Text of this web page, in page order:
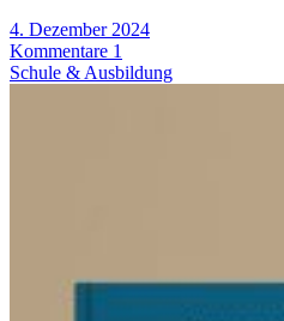
4. Dezember 2024
Kommentare 1
Schule & Ausbildung